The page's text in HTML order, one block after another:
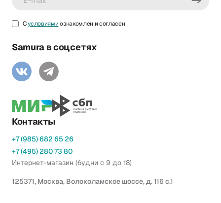
Сусловиямиознакомлен и согласен
Samura в соцсетях
Контакты
+7 (985) 682 65 26
+7 (495) 280 73 80
Интернет-магазин (будни с 9 до 18)
125371, Москва, Волоколамское шоссе, д. 116 с.1